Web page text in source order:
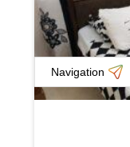
Navigation